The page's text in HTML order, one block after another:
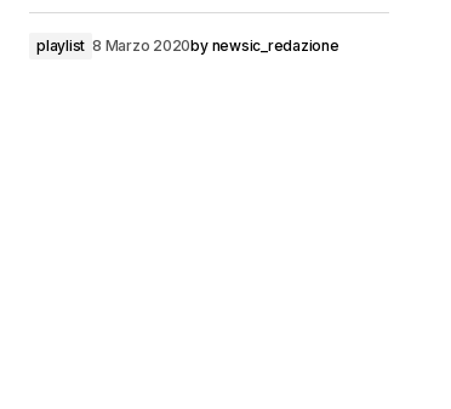
playlist 8 Marzo 2020by newsic_redazione